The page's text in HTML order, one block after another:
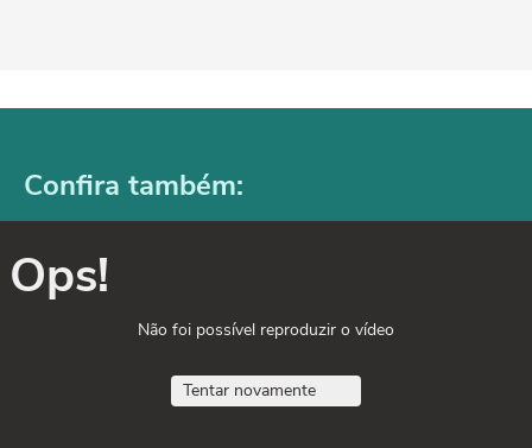
Confira também:
Ops!
Não foi possível reproduzir o vídeo
Tentar novamente